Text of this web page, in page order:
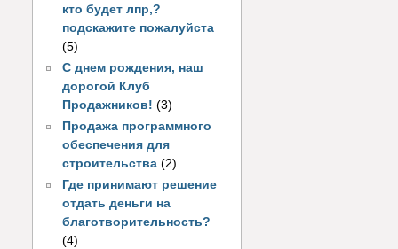
кто будет лпр,?
подскажите пожалуйста
(5)
С днем рождения, наш
дорогой Клуб
Продажников! (3)
Продажа программного
обеспечения для
строительства (2)
Где принимают решение
отдать деньги на
благотворительность?
(4)